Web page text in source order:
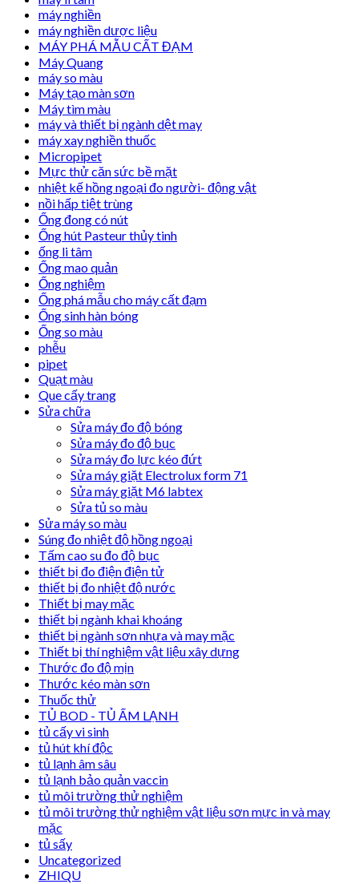
máy nghiền
máy nghiền dược liệu
MÁY PHÁ MẪU CẤT ĐẠM
Máy Quang
máy so màu
Máy tạo màn sơn
Máy tìm màu
máy và thiết bị ngành dệt may
máy xay nghiền thuốc
Micropipet
Mực thử căn sức bề mặt
nhiệt kế hồng ngoại đo người- động vật
nồi hấp tiệt trùng
Ống đong có nút
Ống hút Pasteur thủy tinh
ống li tâm
Ống mao quản
Ống nghiệm
Ống phá mẫu cho máy cất đạm
Ống sinh hàn bóng
Ống so màu
phễu
pipet
Quạt màu
Que cấy trang
Sửa chữa
Sửa máy đo độ bóng
Sửa máy đo độ bục
Sửa máy đo lực kéo đứt
Sửa máy giặt Electrolux form 71
Sửa máy giặt M6 labtex
Sửa tủ so màu
Sửa máy so màu
Súng đo nhiệt độ hồng ngoại
Tấm cao su đo độ bục
thiết bị đo điện điện tử
thiết bị đo nhiệt độ nước
Thiết bị may mặc
thiết bị ngành khai khoáng
thiết bị ngành sơn nhựa và may mặc
Thiết bị thí nghiệm vật liệu xây dựng
Thước đo độ mịn
Thước kéo màn sơn
Thuốc thử
TỦ BOD - TỦ ẤM LẠNH
tủ cấy vi sinh
tủ hút khí độc
tủ lạnh âm sâu
tủ lạnh bảo quản vaccin
tủ môi trường thử nghiệm
tủ môi trường thử nghiệm vật liệu sơn mực in và may
mặc
tủ sấy
Uncategorized
ZHIQU